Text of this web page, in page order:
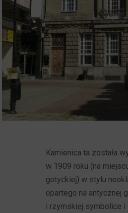
Kamienica ta została
w 1909 roku (na
gotyckiej) w stylu
opartego na antycznej
i rzymskiej symbolice i